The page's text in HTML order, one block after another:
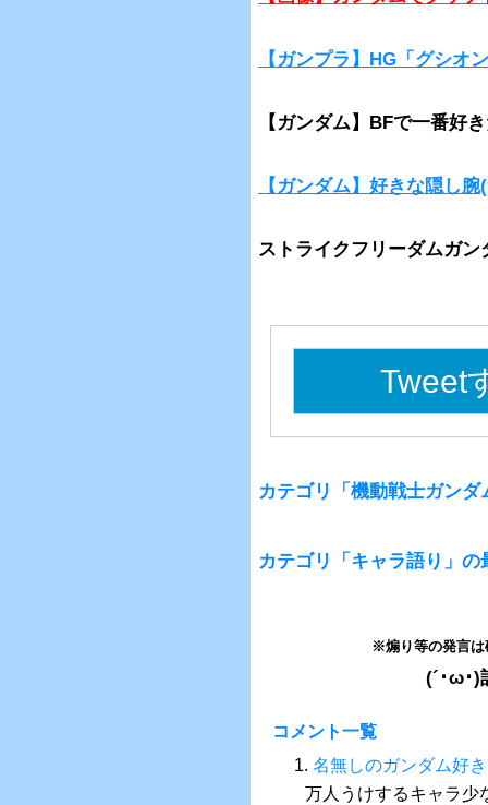
【ガンプラ】HG「グシオ
【ガンダム】BFで一番好
【ガンダム】好きな隠し
ストライクフリーダムガ
Tweet
カテゴリ「機動戦士ガン
カテゴリ「キャラ語り」の
※煽り等の発言は
(´･ω･)
コメント一覧
1. 名無しのガンダム好き
万人うけするキャラ少